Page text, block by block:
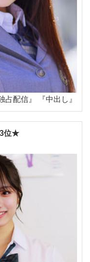
占配信』 『中出し』
位★